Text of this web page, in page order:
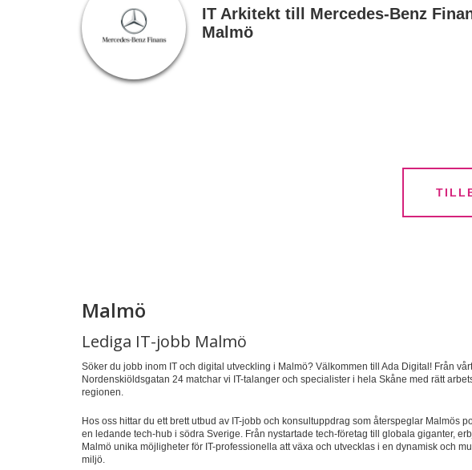
IT Arkitekt till Mercedes-Benz
Malmö
Malmö
Lediga IT-jobb Malmö
Söker du jobb inom IT och digital utveckling i Malmö? Välkommen till Ada Digital! Från
Nordenskiöldsgatan 24 matchar vi IT-talanger och specialister i hela Skåne med rätt
regionen.
Hos oss hittar du ett brett utbud av IT-jobb och konsultuppdrag som återspeglar Malmös
en ledande tech-hub i södra Sverige. Från nystartade tech-företag till globala giganter,
Malmö unika möjligheter för IT-professionella att växa och utvecklas i en dynamisk och
miljö.